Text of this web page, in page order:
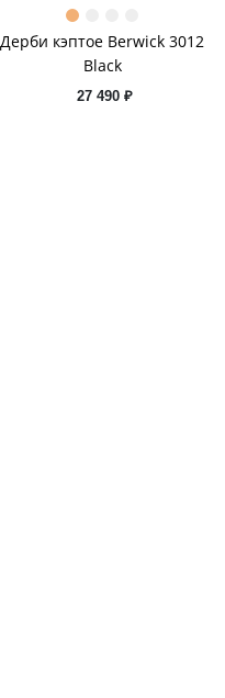
Дерби кэптое Berwick 3012
Black
27 490 ₽